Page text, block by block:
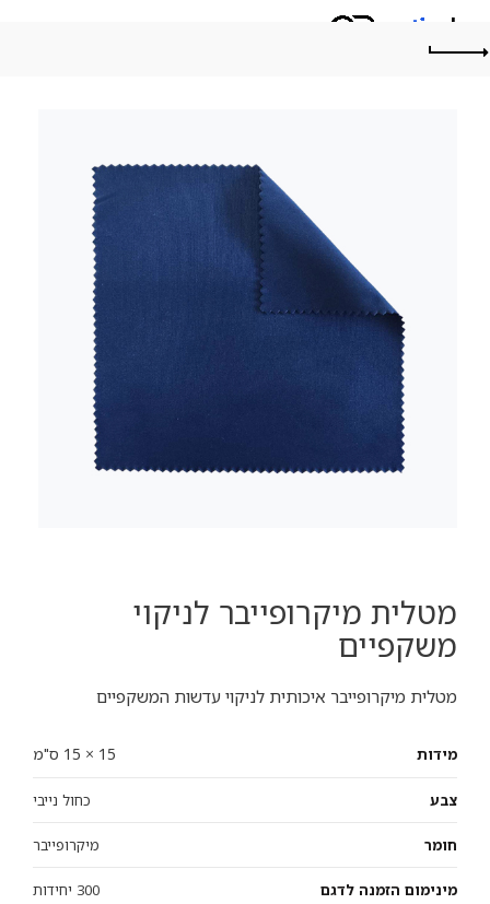
מטלית מיקרופייבר לניקוי
משקפיים
מטלית מיקרופייבר איכותית לניקוי עדשות המשקפיים
מידות 15 × 15 ס"מ
צבע כחול נייבי
חומר מיקרופייבר
מינימום הזמנה לדגם 300 יחידות